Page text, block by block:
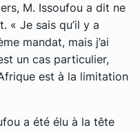
M. Issoufou a dit ne
« Je sais qu’il y a
mandat, mais j’ai
un cas particulier,
est à la limitation
a été élu à la tête